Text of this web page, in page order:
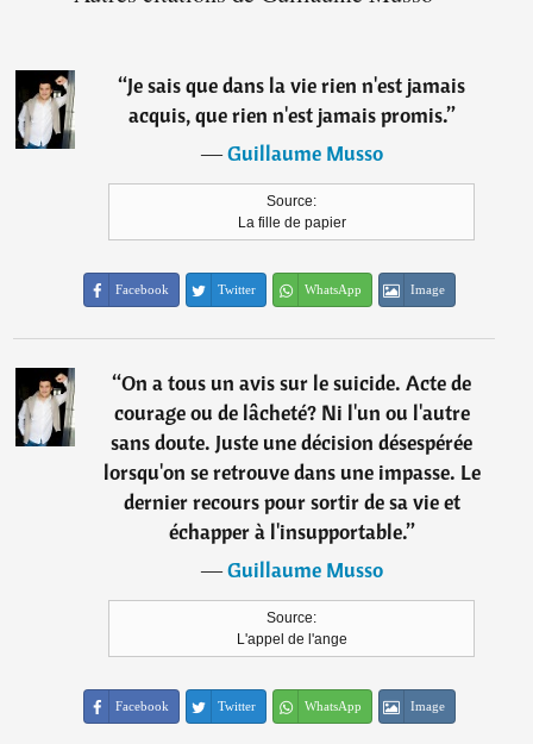
“Je sais que dans la vie rien n'est jamais
acquis, que rien n'est jamais promis.”
―Guillaume Musso
Source:
La fille de papier
Facebook Twitter WhatsApp Image
“On a tous un avis sur le suicide. Acte de
courage ou de lâcheté? Ni l'un ou l'autre
sans doute. Juste une décision désespérée
lorsqu'on se retrouve dans une impasse. Le
dernier recours pour sortir de sa vie et
échapper à l'insupportable.”
―Guillaume Musso
Source:
L'appel de l'ange
Facebook Twitter WhatsApp Image